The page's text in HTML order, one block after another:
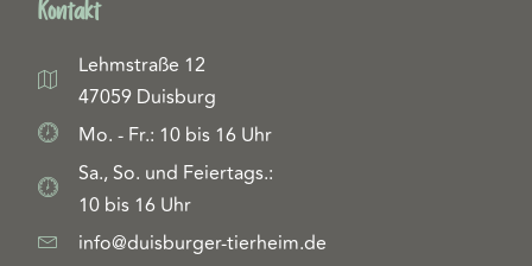
Kontakt
Lehmstraße 12
47059 Duisburg
Mo. - Fr.: 10 bis 16 Uhr
Sa., So. und Feiertags.:
10 bis 16 Uhr
info@duisburger-tierheim.de